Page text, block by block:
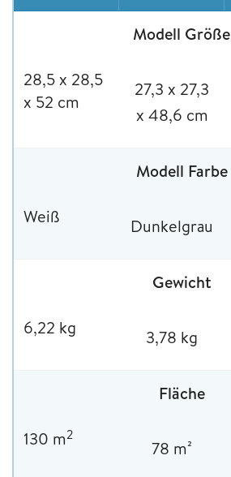
Modell Größe
28,5 x 28,5
x 52 cm
27,3 x 27,3
x 48,6 cm
Modell Farbe
Weiß Dunkelgrau
Gewicht
6,22 kg 3,78 kg
Fläche
130 m2
78 m²